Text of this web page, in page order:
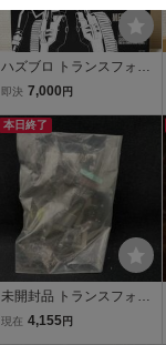
ハズブロ トランスフォー
マー コレクターズクラブ
ー ユニバース メガトロ
ン
即決 7,000 円
本日終了
未開封品 トランスフォー
マー EZコレクション
現在 4,155円